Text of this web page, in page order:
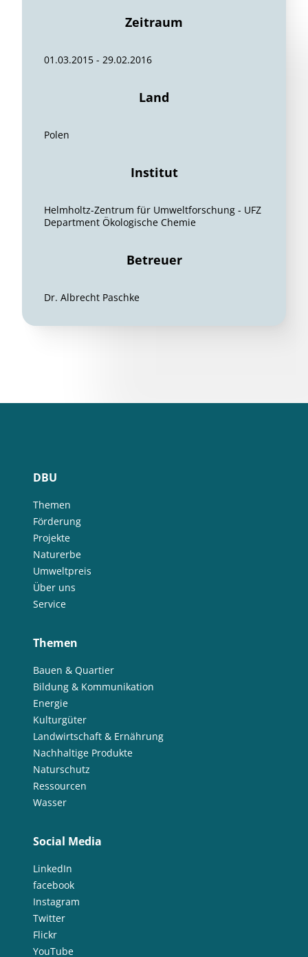
Zeitraum
01.03.2015 - 29.02.2016
Land
Polen
Institut
Helmholtz-Zentrum für Umweltforschung - UFZ
Department Ökologische Chemie
Betreuer
Dr. Albrecht Paschke
DBU
Themen
Förderung
Projekte
Naturerbe
Umweltpreis
Über uns
Service
Themen
Bauen & Quartier
Bildung & Kommunikation
Energie
Kulturgüter
Landwirtschaft & Ernährung
Nachhaltige Produkte
Naturschutz
Ressourcen
Wasser
Social Media
LinkedIn
facebook
Instagram
Twitter
Flickr
YouTube